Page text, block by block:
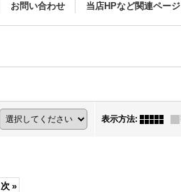
お問い合わせ 当店HPなど関連ページ
表示方法:
次 »